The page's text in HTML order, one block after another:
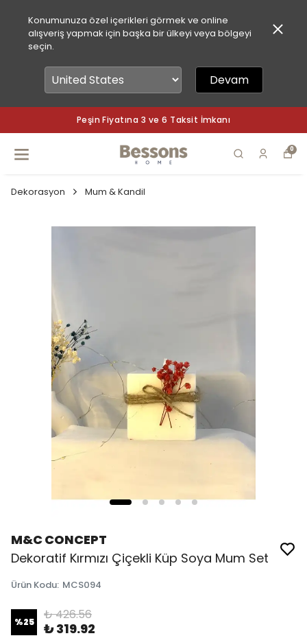
Konumunuza özel içerikleri görmek ve online
alışveriş yapmak için başka bir ülkeyi veya bölgeyi
seçin.
Devam
Peşin Fiyatına 3 ve 6 Taksit İmkanı
0
Dekorasyon Mum & Kandil
M&C CONCEPT
Dekoratif Kırmızı Çiçekli Küp Soya Mum Set
Ürün Kodu: MCS094
%25 ₺ 426.56
₺ 319.92